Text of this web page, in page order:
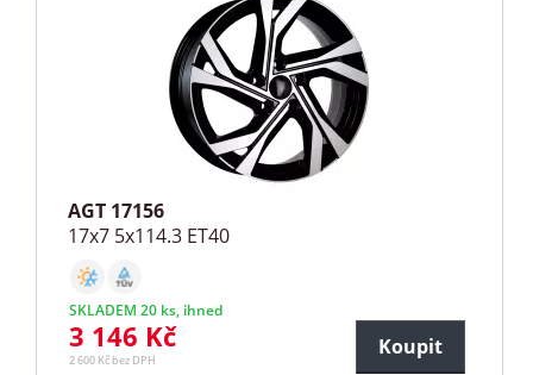
AGT 17156
17x7 5x114.3 ET40
SKLADEM 20 ks, ihned
3 146 Kč
2 600 Kč bez DPH
Koupit